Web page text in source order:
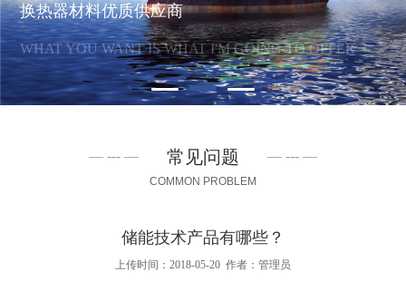
换热器材料优质供应商
WHAT YOU WANT IS WHAT I'M GOING TO OFFER
常见问题
COMMON PROBLEM
储能技术产品有哪些？
上传时间：2018-05-20 作者：管理员